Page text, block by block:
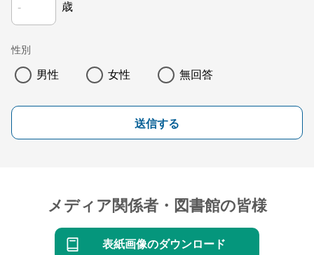
歳
性別
男性 女性 無回答
送信する
メディア関係者・図書館の皆様
表紙画像のダウンロード